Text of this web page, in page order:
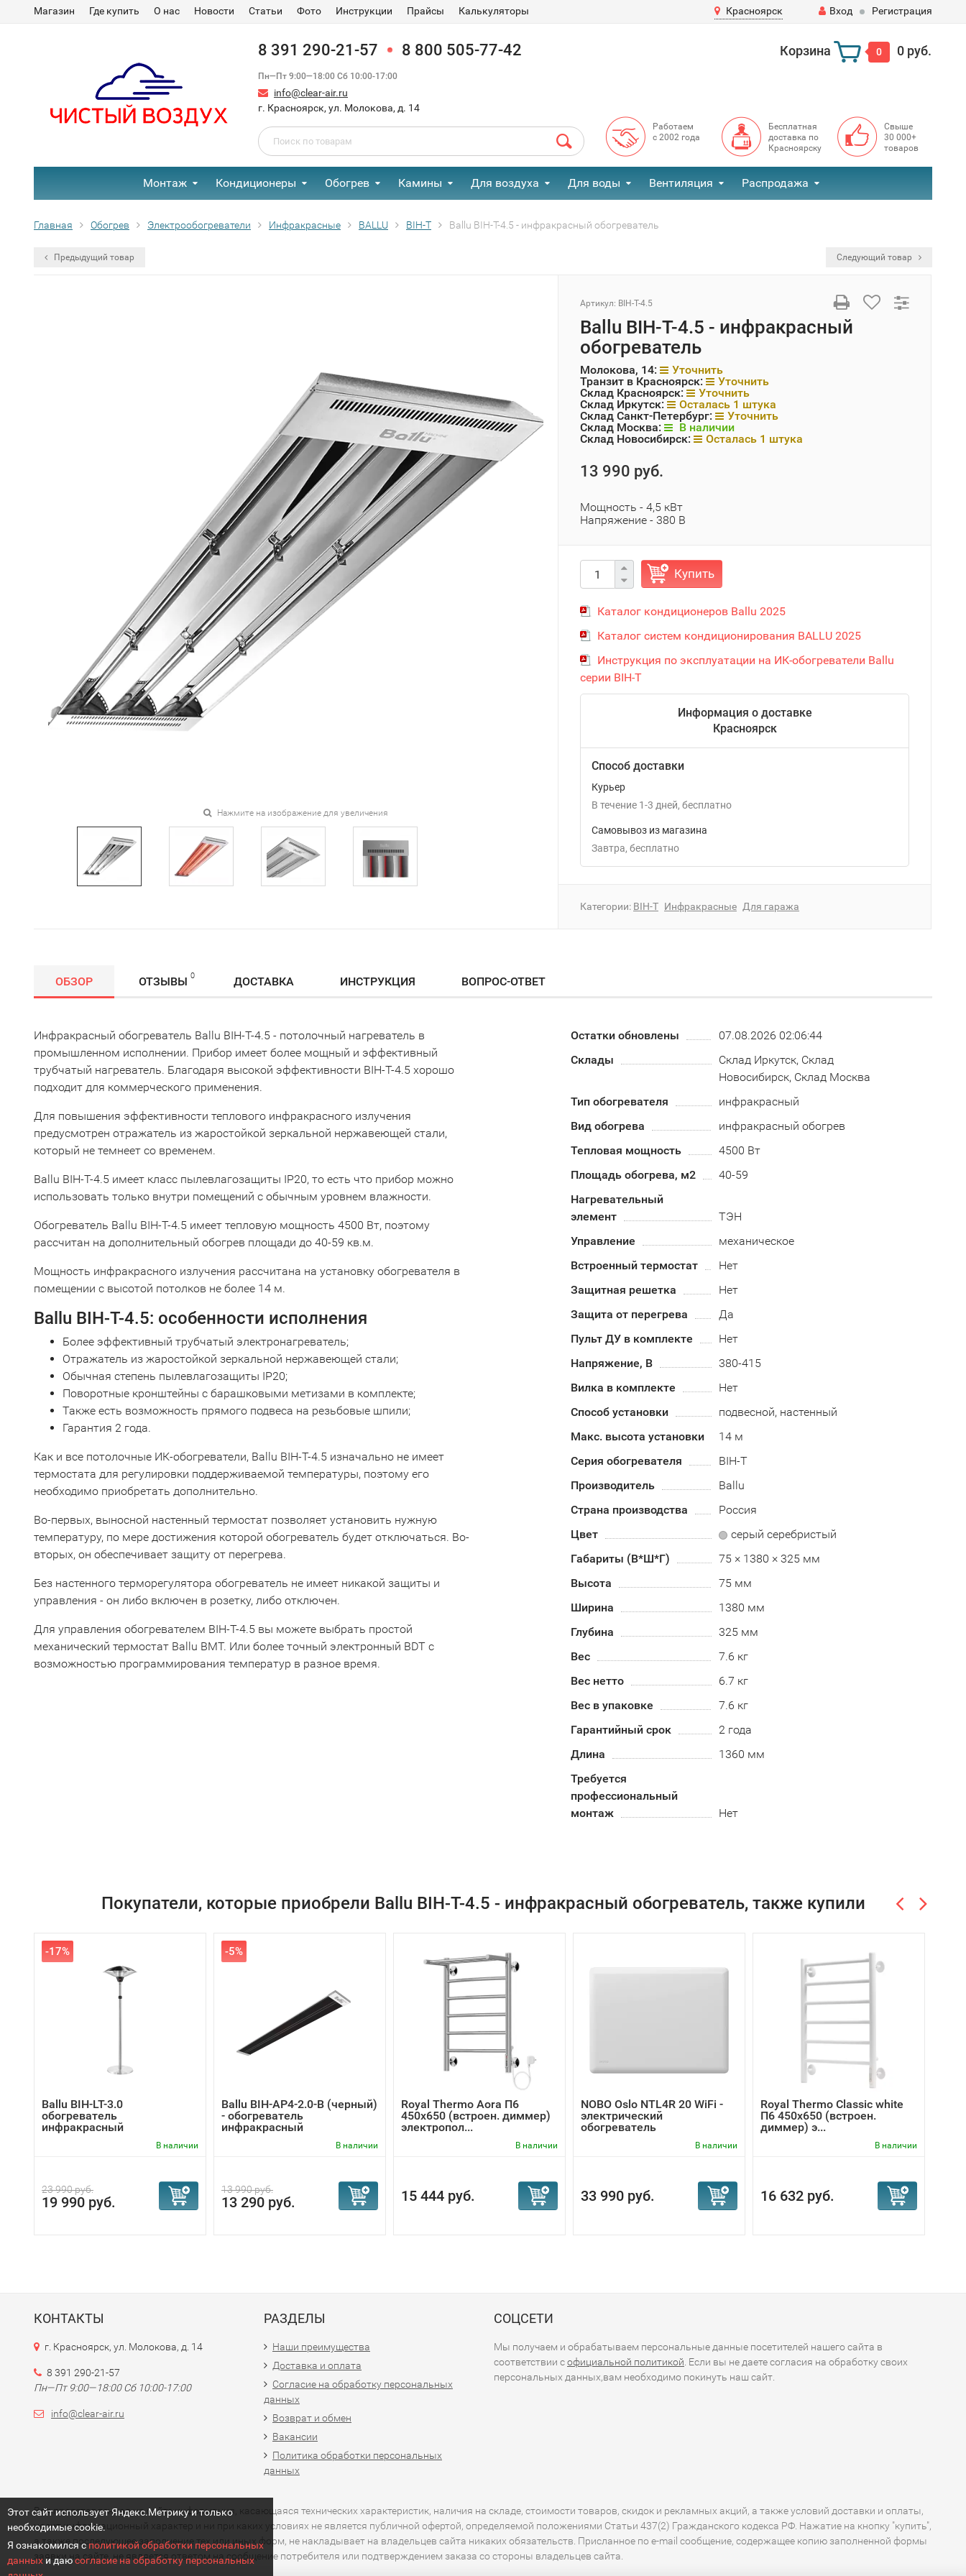
Этот сайт использует Яндекс.Метрику и только
необходимые cookie.
Я ознакомился с политикой обработки персональных
данных и даюсогласие на обработку персональных
Магазин Где купить О нас Новости Статьи Фото Инструкции Прайсы Калькуляторы Красноярск Вход Регистрация
8 391 290-21-57 8 800 505-77-42
Пн—Пт 9:00—18:00 Сб 10:00-17:00
info@clear-air.ru
г. Красноярск, ул. Молокова, д. 14
Корзина 0 0 руб.
Работаем
с 2002 года
Бесплатная
доставка по
Красноярску
Свыше
30 000+
товаров
Монтаж Кондиционеры Обогрев Камины Для воздуха Для воды Вентиляция Распродажа
Главная Обогрев Электрообогреватели Инфракрасные BALLU BIH-T Ballu BIH-T-4.5 - инфракрасный обогреватель
Предыдущий товар Следующий товар
Нажмите на изображение для увеличения
Артикул: BIH-T-4.5
Ballu BIH-T-4.5 - инфракрасный
обогреватель
Молокова, 14:
Уточнить
Транзит в Красноярск:
Уточнить
Склад Красноярск:
Уточнить
Склад Иркутск:
Осталась 1 штука
Склад Санкт-Петербург:
Уточнить
Склад Москва:
В наличии
Склад Новосибирск:
Осталась 1 штука
13 990 руб.
Мощность - 4,5 кВт
Напряжение - 380 В
Купить
Каталог кондиционеров Ballu 2025
Каталог систем кондиционирования BALLU 2025
Инструкция по эксплуатации на ИК-обогреватели Ballu
серии BIH-T
Информация о доставке
Красноярск
Способ доставки
Курьер
В течение 1-3 дней Бесплатно
Самовывоз из магазина
Завтра
Бесплатно
Категории: BIH-T Инфракрасные Для гаража
ОБЗОР ОТЗЫВЫ 0 ДОСТАВКА ИНСТРУКЦИЯ ВОПРОС-ОТВЕТ
Инфракрасный обогреватель Ballu BIH-T-4.5 - потолочный нагреватель в
промышленном исполнении. Прибор имеет более мощный и эффективный
трубчатый нагреватель. Благодаря высокой эффективности BIH-T-4.5 хорошо
подходит для коммерческого применения.
Для повышения эффективности теплового инфракрасного излучения
предусмотрен отражатель из жаростойкой зеркальной нержавеющей стали,
который не темнеет со временем.
Ballu BIH-T-4.5 имеет класс пылевлагозащиты IP20, то есть что прибор можно
использовать только внутри помещений с обычным уровнем влажности.
Обогреватель Ballu BIH-T-4.5 имеет тепловую мощность 4500 Вт, поэтому
рассчитан на дополнительный обогрев площади до 40-59 кв.м.
Мощность инфракрасного излучения рассчитана на установку обогревателя в
помещении с высотой потолков не более 14 м.
Ballu BIH-T-4.5: особенности исполнения
Более эффективный трубчатый электронагреватель;
Отражатель из жаростойкой зеркальной нержавеющей стали;
Обычная степень пылевлагозащиты IP20;
Поворотные кронштейны с барашковыми метизами в комплекте;
Также есть возможность прямого подвеса на резьбовые шпили;
Гарантия 2 года.
Как и все потолочные ИК-обогреватели, Ballu BIH-T-4.5 изначально не имеет
термостата для регулировки поддерживаемой температуры, поэтому его
необходимо приобретать дополнительно.
Во-первых, выносной настенный термостат позволяет установить нужную
температуру, по мере достижения которой обогреватель будет отключаться. Во-
вторых, он обеспечивает защиту от перегрева.
Без настенного терморегулятора обогреватель не имеет никакой защиты и
управления - он либо включен в розетку, либо отключен.
Для управления обогревателем BIH-T-4.5 вы можете выбрать простой
механический термостат Ballu BMT. Или более точный электронный BDT с
возможностью программирования температур в разное время.
Остатки обновлены
07.08.2026 02:06:44
Склады
Склад Иркутск, Склад
Новосибирск, Склад Москва
Тип обогревателя
инфракрасный
Вид обогрева
инфракрасный обогрев
Тепловая мощность
4500 Вт
Площадь обогрева, м2
40-59
Нагревательный
элемент
ТЭН
Управление
механическое
Встроенный термостат
Нет
Защитная решетка
Нет
Защита от перегрева
Да
Пульт ДУ в комплекте
Нет
Напряжение, В
380-415
Вилка в комплекте
Нет
Способ установки
подвесной, настенный
Макс. высота установки
14 м
Серия обогревателя
BIH-T
Производитель
Ballu
Страна производства
Россия
Цвет
серый серебристый
Габариты (В*Ш*Г)
75 × 1380 × 325 мм
Высота
75 мм
Ширина
1380 мм
Глубина
325 мм
Вес
7.6 кг
Вес нетто
6.7 кг
Вес в упаковке
7.6 кг
Гарантийный срок
2 года
Длина
1360 мм
Требуется
профессиональный
монтаж
Нет
Покупатели, которые приобрели Ballu BIH-T-4.5 - инфракрасный обогреватель, также купили
-17%
Ballu BIH-LT-3.0
обогреватель
инфракрасный
В наличии
23 990 руб.
19 990 руб.
-5%
Ballu BIH-AP4-2.0-B (черный)
- обогреватель
инфракрасный
В наличии
13 990 руб.
13 290 руб.
Royal Thermo Aora П6
450х650 (встроен. диммер)
электропол...
В наличии
15 444 руб.
NOBO Oslo NTL4R 20 WiFi -
электрический
обогреватель
В наличии
33 990 руб.
Royal Thermo Classic white
П6 450х650 (встроен.
диммер) э...
В наличии
16 632 руб.
КОНТАКТЫ
г. Красноярск, ул. Молокова, д. 14
8 391 290-21-57
Пн—Пт 9:00—18:00 Сб 10:00-17:00
info@clear-air.ru
РАЗДЕЛЫ
Наши преимущества
Доставка и оплата
Согласие на обработку персональных
данных
Возврат и обмен
Вакансии
Политика обработки персональных
данных
СОЦСЕТИ
Мы получаем и обрабатываем персональные данные посетителей нашего сайта в
соответствии софициальной политикой . Если вы не даете согласия на обработку своих
персональных данных,вам необходимо покинуть наш сайт.
Вся представленная на сайте информация, касающаяся технических характеристик, наличия на складе, стоимости товаров, скидок и рекламных акций, а также условий доставки и оплаты,
носит информационный характер и ни при каких условиях не является публичной офертой, определяемой положениями Статьи 437(2) Гражданского кодекса РФ. Нажатие на кнопку "купить",
а также последующее заполнение тех или иных форм, не накладывает на владельцев сайта никаких обязательств. Присланное по e-mail сообщение, содержащее копию заполненной формы
заявки на сайте, не является ответом на сообщение потребителя или подтверждением заказа со стороны владельцев сайта.